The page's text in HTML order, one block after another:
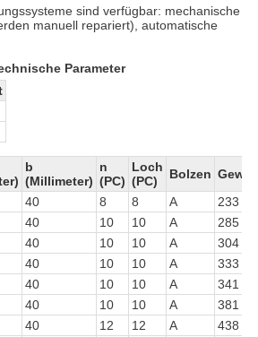
sind verfügbar: mechanische
manuell repariert), automatische
Parameter
b
(Millimeter)
n
(PC)
Loch
(PC)
Bolzen
40 8 8 A
233
40 10 10 A
285
40 10 10 A
304
40 10 10 A
333
40 10 10 A
341
40 10 10 A
381
40 12 12 A
438